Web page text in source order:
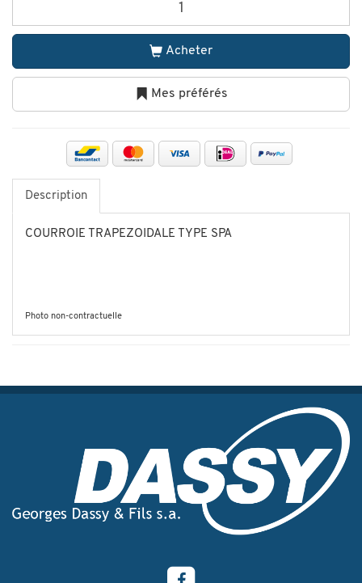
Acheter
Mes préférés
Description
COURROIE TRAPEZOIDALE TYPE SPA
Photo non-contractuelle